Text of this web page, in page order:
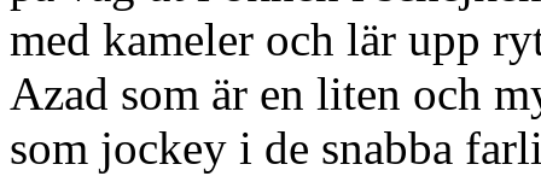
med kameler och lär upp
Azad som är en liten och
som jockey i de snabba